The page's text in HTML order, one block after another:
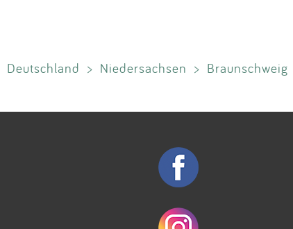
Deutschland > Niedersachsen > Braunschweig